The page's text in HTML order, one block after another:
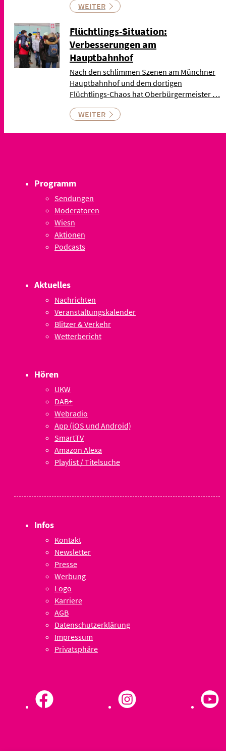
WEITER
Flüchtlings-Situation:
Verbesserungen am
Hauptbahnhof
Nach den schlimmen Szenen am Münchner
Hauptbahnhof und dem dortigen
Flüchtlings-Chaos hat Oberbürgermeister …
WEITER
Programm
Sendungen
Moderatoren
Wiesn
Aktionen
Podcasts
Aktuelles
Nachrichten
Veranstaltungskalender
Blitzer & Verkehr
Wetterbericht
Hören
UKW
DAB+
Webradio
App (iOS und Android)
SmartTV
Amazon Alexa
Playlist / Titelsuche
Infos
Kontakt
Newsletter
Presse
Werbung
Logo
Karriere
AGB
Datenschutzerklärung
Impressum
Privatsphäre